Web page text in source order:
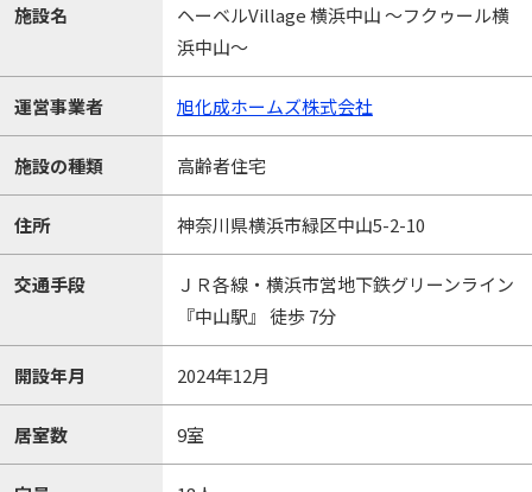
施設名
ヘーベルVillage 横浜中山 〜フクゥール横
浜中山〜
運営事業者 旭化成ホームズ株式会社
施設の種類 高齢者住宅
住所 神奈川県横浜市緑区中山5-2-10
交通手段
ＪＲ各線・横浜市営地下鉄グリーンライン
『中山駅』 徒歩 7分
開設年月 2024年12月
居室数 9室